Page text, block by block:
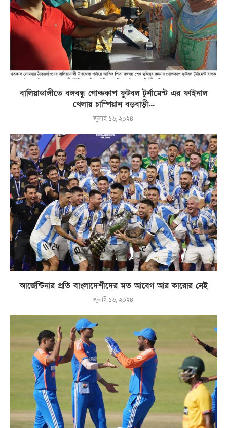
বালিয়াডাঙ্গীতে বঙ্গবন্ধু গোল্ডকাপ ফুটবল টুর্নামেন্ট এর ফাইনাল
খেলায় চাম্পিয়ান বড়বাড়ী...
জুলাই ১৬, ২০২৪
আর্জেন্টিনার প্রতি বাংলাদেশীদের মত আবেগ আর কারোর নেই
জুলাই ১৬, ২০২৪